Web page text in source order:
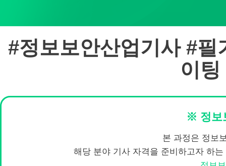
#정보보안산업기사 #
이
※ 정보
본 과정은 정보
해당 분야 기사 자격을 준비하고자 하